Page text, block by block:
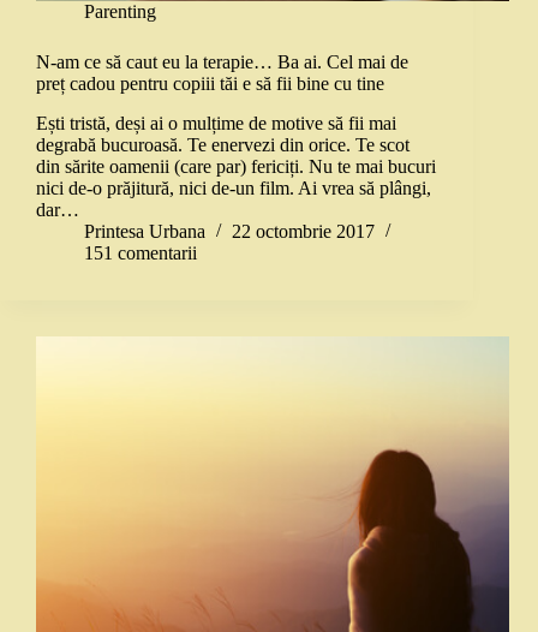
Parenting
N-am ce să caut eu la terapie… Ba ai. Cel mai de
preț cadou pentru copiii tăi e să fii bine cu tine
Ești tristă, deși ai o mulțime de motive să fii mai
degrabă bucuroasă. Te enervezi din orice. Te scot
din sărite oamenii (care par) fericiți. Nu te mai bucuri
nici de-o prăjitură, nici de-un film. Ai vrea să plângi,
dar…
Printesa Urbana
22 octombrie 2017
151 comentarii